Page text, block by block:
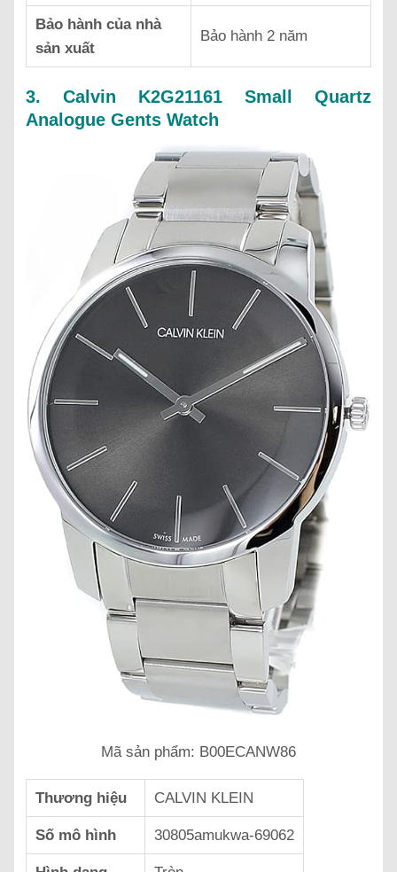
Bảo hành của nhà
sản xuất
Bảo hành 2 năm
3. Calvin K2G21161 Small Quartz
Analogue Gents Watch
Mã sản phẩm: B00ECANW86
Thương hiệu CALVIN KLEIN
Số mô hình 30805amukwa-69062